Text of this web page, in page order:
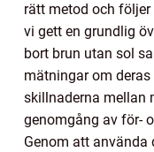
rätt metod och
vi gett en grundlig
bort brun utan sol
mätningar om
skillnaderna mellan
genomgång av för-
Genom att